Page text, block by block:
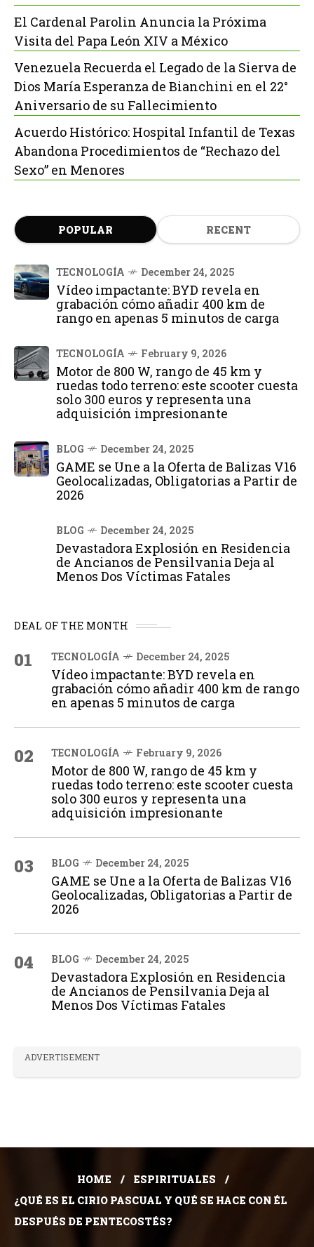
El Cardenal Parolin Anuncia la Próxima
Visita del Papa León XIV a México
Venezuela Recuerda el Legado de la Sierva de
Dios María Esperanza de Bianchini en el 22°
Aniversario de su Fallecimiento
Acuerdo Histórico: Hospital Infantil de Texas
Abandona Procedimientos de “Rechazo del
Sexo” en Menores
POPULAR RECENT
TECNOLOGÍA December 24, 2025
Vídeo impactante: BYD revela en
grabación cómo añadir 400 km de
rango en apenas 5 minutos de carga
TECNOLOGÍA February 9, 2026
Motor de 800 W, rango de 45 km y
ruedas todo terreno: este scooter cuesta
solo 300 euros y representa una
adquisición impresionante
BLOG December 24, 2025
GAME se Une a la Oferta de Balizas V16
Geolocalizadas, Obligatorias a Partir de
2026
BLOG December 24, 2025
Devastadora Explosión en Residencia
de Ancianos de Pensilvania Deja al
Menos Dos Víctimas Fatales
DEAL OF THE MONTH
01 TECNOLOGÍA December 24, 2025
Vídeo impactante: BYD revela en
grabación cómo añadir 400 km de rango
en apenas 5 minutos de carga
02 TECNOLOGÍA February 9, 2026
Motor de 800 W, rango de 45 km y
ruedas todo terreno: este scooter cuesta
solo 300 euros y representa una
adquisición impresionante
03 BLOG December 24, 2025
GAME se Une a la Oferta de Balizas V16
Geolocalizadas, Obligatorias a Partir de
2026
04 BLOG December 24, 2025
Devastadora Explosión en Residencia
de Ancianos de Pensilvania Deja al
Menos Dos Víctimas Fatales
ADVERTISEMENT
HOME
ESPIRITUALES
¿QUÉ ES EL CIRIO PASCUAL Y QUÉ SE HACE CON ÉL
DESPUÉS DE PENTECOSTÉS?